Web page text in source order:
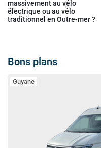
massivement au vélo
électrique ou au vélo
traditionnel en Outre-mer ?
Bons plans
Guyane